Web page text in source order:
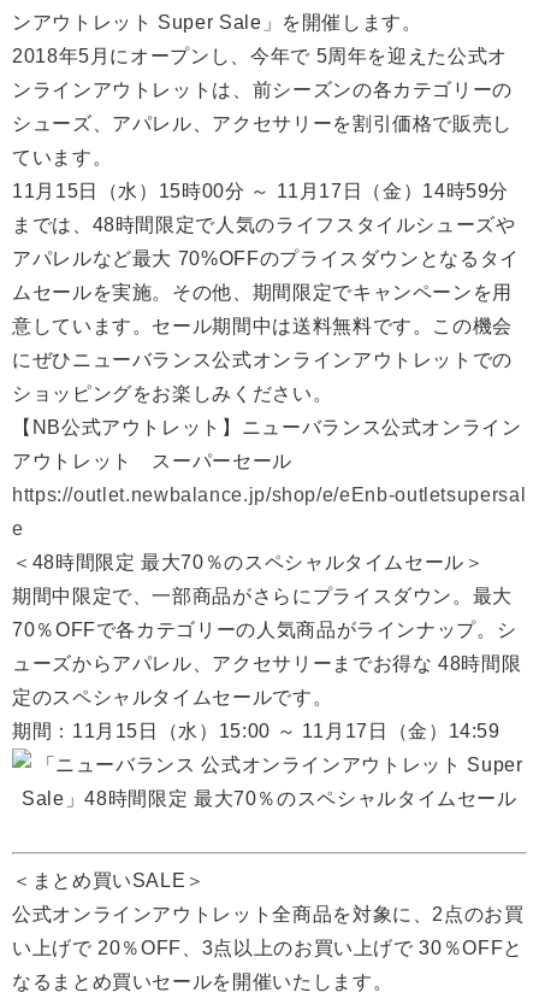
ンアウトレット Super Sale」を開催します。
2018年5月にオープンし、今年で 5周年を迎えた公式オ
ンラインアウトレットは、前シーズンの各カテゴリーの
シューズ、アパレル、アクセサリーを割引価格で販売し
ています。
11月15日（水）15時00分 ～ 11月17日（金）14時59分
までは、48時間限定で人気のライフスタイルシューズや
アパレルなど最大 70%OFFのプライスダウンとなるタイ
ムセールを実施。その他、期間限定でキャンペーンを用
意しています。セール期間中は送料無料です。この機会
にぜひニューバランス公式オンラインアウトレットでの
ショッピングをお楽しみください。
【NB公式アウトレット】ニューバランス公式オンライン
アウトレット スーパーセール
https://outlet.newbalance.jp/shop/e/eEnb-outletsupersal
e
＜48時間限定 最大70％のスペシャルタイムセール＞
期間中限定で、一部商品がさらにプライスダウン。最大
70％OFFで各カテゴリーの人気商品がラインナップ。シ
ューズからアパレル、アクセサリーまでお得な 48時間限
定のスペシャルタイムセールです。
期間：11月15日（水）15:00 ～ 11月17日（金）14:59
＜まとめ買いSALE＞
公式オンラインアウトレット全商品を対象に、2点のお買
い上げで 20％OFF、3点以上のお買い上げで 30％OFFと
なるまとめ買いセールを開催いたします。